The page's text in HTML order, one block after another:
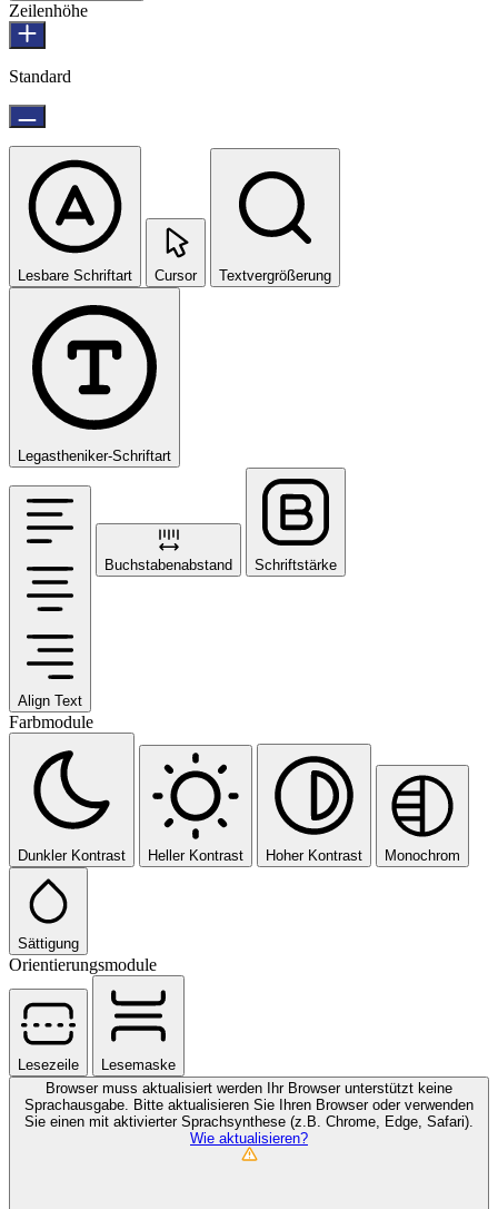
Zeilenhöhe
Standard
Lesbare Schriftart Cursor Textvergrößerung
Legastheniker-Schriftart
Align Text
Buchstabenabstand Schriftstärke
Farbmodule
Dunkler Kontrast Heller Kontrast Hoher Kontrast Monochrom
Sättigung
Orientierungsmodule
Lesezeile
Lesemaske
Browser muss aktualisiert werden
Ihr Browser unterstützt keine
Sprachausgabe. Bitte aktualisieren Sie Ihren Browser oder verwenden
Sie einen mit aktivierter Sprachsynthese (z.B. Chrome, Edge, Safari).
Wie aktualisieren?